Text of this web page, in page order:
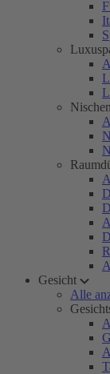
Gesicht
Alle